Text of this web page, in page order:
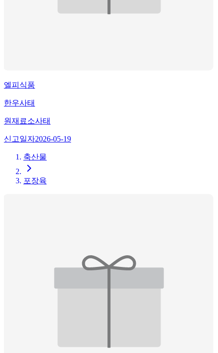
엘피식품
한우사태
원재료소사태
신고일자2026-05-19
축산물
포장육